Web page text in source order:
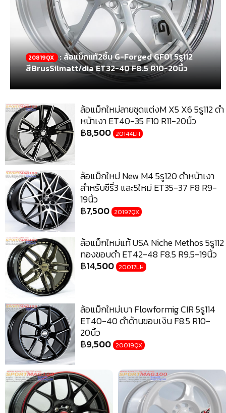
20819QX
: ล้อแม็กแท้2ชิ้น G-Forged GF01 5รู112
สีBrusSilmatt/dia ET32-40 F8.5 R10-20นิ้ว
ล้อแม็กใหม่ลายชุดแต่งM X5 X6 5รู112 ดำ
หน้าเงา ET40-35 F10 R11-20นิ้ว
฿8,500 20144LH
ล้อแม็กใหม่ New M4 5รู120 ดำหน้าเงา
สำหรับซีรี่3 และ5ใหม่ ET35-37 F8 R9-
19นิ้ว
฿7,500 20197QX
ล้อแม็กใหม่แท้ USA Niche Methos 5รู112
ทองขอบดำ ET42-48 F8.5 R9.5-19นิ้ว
฿14,500 20017LH
ล้อแม็กใหม่เบา Flowformig CIR 5รู114
ET40-40 ดำด้านขอบเงิน F8.5 R10-
20นิ้ว
฿9,500 20019QX